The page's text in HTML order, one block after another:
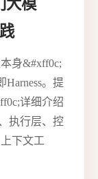
大模
身&#xff0c;
。提
详细介绍
执行层、控
下文工